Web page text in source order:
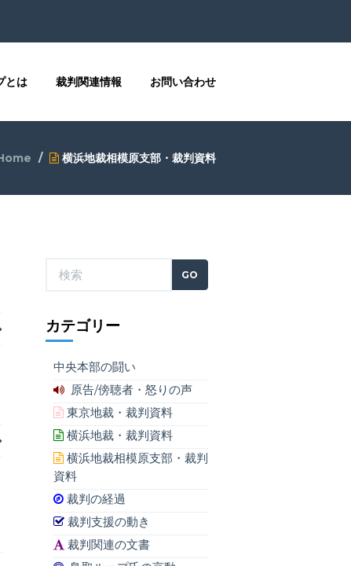
とは 裁判関連情報 お問い合わせ
横浜地裁相模原支部・裁判資料
カテゴリー
中央本部の闘い
原告/傍聴者・怒りの声
東京地裁・裁判資料
横浜地裁・裁判資料
横浜地裁相模原支部・裁判
資料
裁判の経過
裁判支援の動き
裁判関連の文書